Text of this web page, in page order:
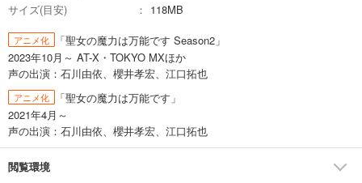
サイズ(目安)
118MB
アニメ化
「聖女の魔力は万能です Season2」
2023年10月～ AT-X・TOKYO MXほか
声の出演：石川由依、櫻井孝宏、江口拓也
アニメ化
「聖女の魔力は万能です」
2021年4月～
声の出演：石川由依、櫻井孝宏、江口拓也
閲覧環境